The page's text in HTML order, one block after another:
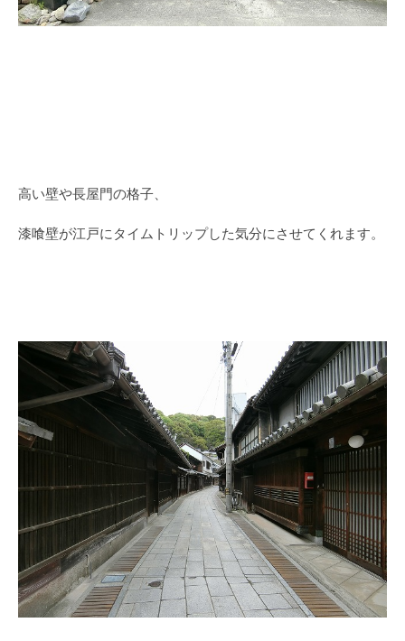
高い壁や長屋門の格子、
漆喰壁が江戸にタイムトリップした気分にさせてくれます。